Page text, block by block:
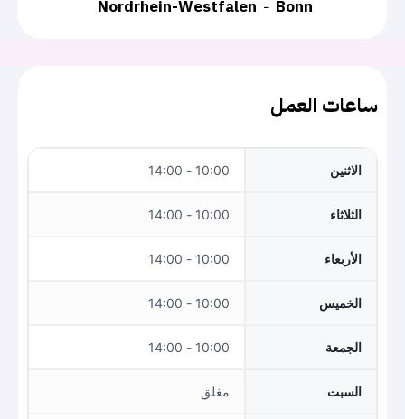
Nordrhein-Westfalen
Bonn
ساعات العمل
الاثنين 10:00 - 14:00
الثلاثاء 10:00 - 14:00
الأربعاء 10:00 - 14:00
الخميس 10:00 - 14:00
الجمعة 10:00 - 14:00
السبت مغلق